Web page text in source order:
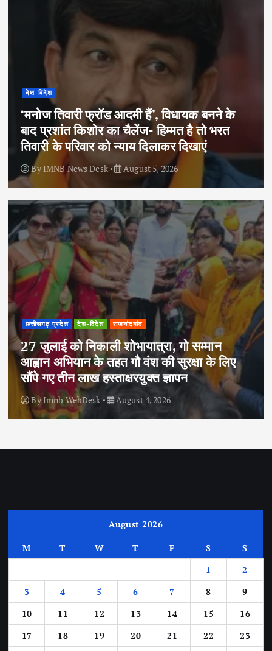
देश-विदेश
‘मनोज तिवारी फ्रॉड आदमी हैं’, विधायक बनने के
बाद प्रशांत किशोर का चैलेंज- हिम्मत है तो भरत
तिवारी के परिवार को न्याय दिलाकर दिखाएं
By IMNB News Desk August 5, 2026
छत्तीसगढ़ प्रदेश देश-विदेश राजनांदगांव
27 जुलाई को निकाली शोभायात्रा, गो सम्मान
आह्वान अभियान के तहत गौ वंश की सुरक्षा के लिए
सौंपे गए तीन लाख हस्ताक्षरयुक्त ज्ञापन
ByImnb WebDesk August 4, 2026
August 2026
M T W T F S
S
1
2
3
4 5 6 7 8
9
10
11 12 13 14 15
16
17
18 19 20 21 22
23